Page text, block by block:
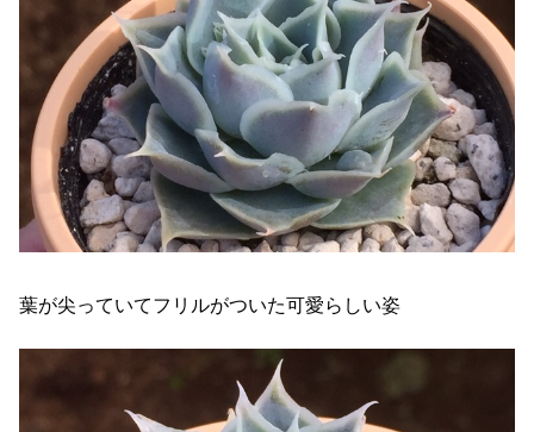
葉が尖っていてフリルがついた可愛らしい姿